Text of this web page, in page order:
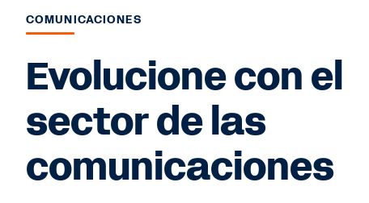
COMUNICACIONES
Evolucione con el
sector de las
comunicaciones